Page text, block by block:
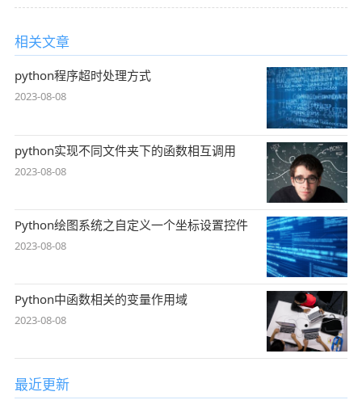
相关文章
python程序超时处理方式
2023-08-08
python实现不同文件夹下的函数相互调用
2023-08-08
Python绘图系统之自定义一个坐标设置控件
2023-08-08
Python中函数相关的变量作用域
2023-08-08
最近更新